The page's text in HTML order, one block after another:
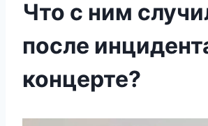
Что с ним
после
концерте?